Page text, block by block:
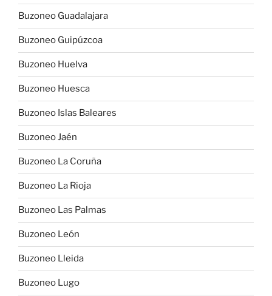
Buzoneo Guadalajara
Buzoneo Guipúzcoa
Buzoneo Huelva
Buzoneo Huesca
Buzoneo Islas Baleares
Buzoneo Jaén
Buzoneo La Coruña
Buzoneo La Rioja
Buzoneo Las Palmas
Buzoneo León
Buzoneo Lleida
Buzoneo Lugo